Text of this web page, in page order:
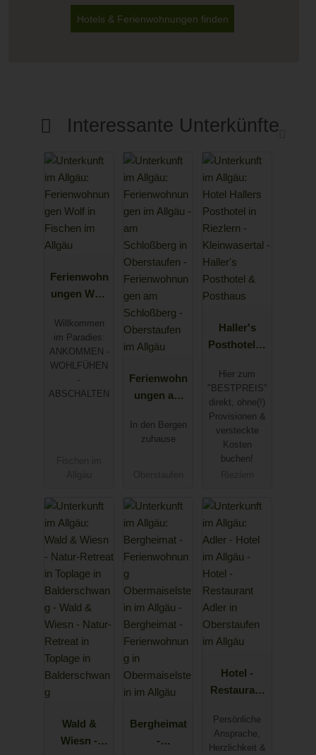
Hotels & Ferienwohnungen finden
Interessante Unterkünfte
Ferienwohn
ungen Wolf
im Allgäu
Willkommen
im Paradies:
ANKOMMEN -
WOHLFÜHEN
-
ABSCHALTEN
Ferienwohn
ungen am
-
Oberstaufen
In den Bergen
zuhause
Haller's
Posthotel &
Hier zum
"BESTPREIS"
direkt, ohne(!)
Provisionen &
versteckte
Kosten
buchen!
Wald &
Wiesn -
Bergheimat
-
Hotel -
Restaurant
Oberstaufen
im Allgäu
Persönliche
Ansprache,
Herzlichkeit &